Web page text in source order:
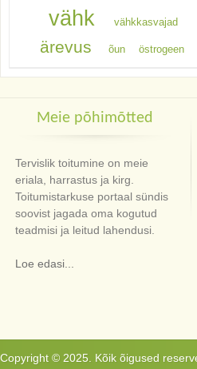
vähk vähkkasvajad
ärevus õun östrogeen
Meie põhimõtted
Tervislik toitumine on meie
eriala, harrastus ja kirg.
Toitumistarkuse portaal sündis
soovist jagada oma kogutud
teadmisi ja leitud lahendusi.
Loe edasi...
Copyright © 2025. Kõik õigused